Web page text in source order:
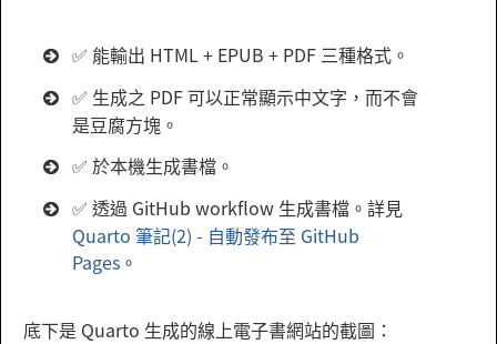
✅ 能輸出 HTML + EPUB + PDF 三種格式。
✅ 生成之 PDF 可以正常顯示中文字，而不會
是豆腐方塊。
✅ 於本機生成書檔。
✅ 透過 GitHub workflow 生成書檔。詳見
Quarto 筆記(2) - 自動發布至 GitHub
Pages 。
底下是 Quarto 生成的線上電子書網站的截圖：